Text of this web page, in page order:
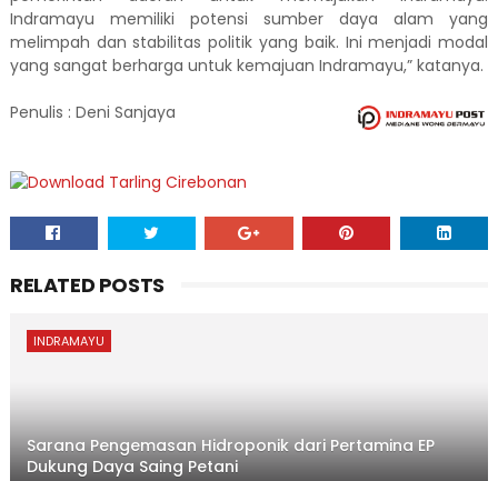
Indramayu memiliki potensi sumber daya alam yang
melimpah dan stabilitas politik yang baik. Ini menjadi modal
yang sangat berharga untuk kemajuan Indramayu,” katanya.
Penulis : Deni Sanjaya
RELATED POSTS
INDRAMAYU
Sarana Pengemasan Hidroponik dari Pertamina EP
Dukung Daya Saing Petani